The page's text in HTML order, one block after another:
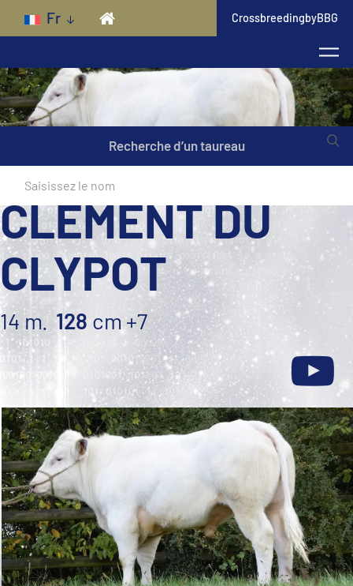
Skip to main content
Fr CrossbreedingbyBBG
Recherche d’un taureau
CLEMENT DU
CLYPOT
14 m. 128 cm +7